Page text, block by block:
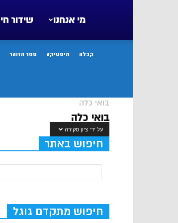
שידור חי מי אנחנו
קבלה מיסטיקה ספר הזוהר
בואי כלה
בואי כלה
על ידי ציון סקירה
חיפוש באתר
חיפוש מתקדם גוגל